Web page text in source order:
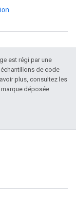
est régi par une
échantillons de code
plus, consultez les
marque déposée